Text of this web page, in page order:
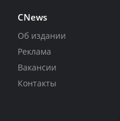
CNews
Об издании
Реклама
Вакансии
Контакты